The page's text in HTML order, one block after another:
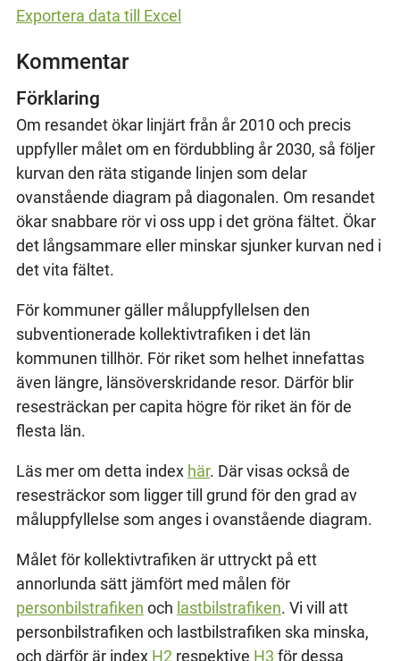
Exportera data till Excel
Kommentar
Förklaring
Om resandet ökar linjärt från år 2010 och precis
uppfyller målet om en fördubbling år 2030, så följer
kurvan den räta stigande linjen som delar
ovanstående diagram på diagonalen. Om resandet
ökar snabbare rör vi oss upp i det gröna fältet. Ökar
det långsammare eller minskar sjunker kurvan ned i
det vita fältet.
För kommuner gäller måluppfyllelsen den
subventionerade kollektivtrafiken i det län
kommunen tillhör. För riket som helhet innefattas
även längre, länsöverskridande resor. Därför blir
resesträckan per capita högre för riket än för de
flesta län.
Läs mer om detta index här. Där visas också de
resesträckor som ligger till grund för den grad av
måluppfyllelse som anges i ovanstående diagram.
Målet för kollektivtrafiken är uttryckt på ett
annorlunda sätt jämfört med målen för
personbilstrafiken och lastbilstrafiken. Vi vill att
personbilstrafiken och lastbilstrafiken ska minska,
och därför är index H2respektive H3 för dessa